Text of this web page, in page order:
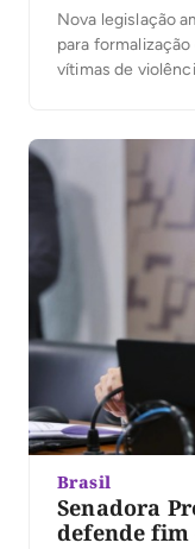
Nova legislação
para
vítimas de
Brasil
Senadora
defende fim